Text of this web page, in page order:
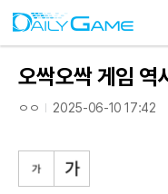
오싹오싹 게임 역
ㅇㅇ 2025-06-10 17:42